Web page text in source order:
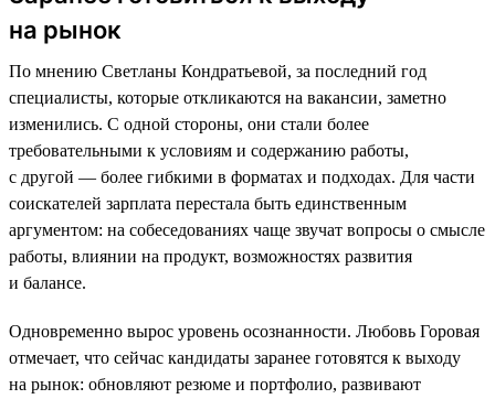
на рынок
По мнению Светланы Кондратьевой, за последний год
специалисты, которые откликаются на вакансии, заметно
изменились. С одной стороны, они стали более
требовательными к условиям и содержанию работы,
с другой — более гибкими в форматах и подходах. Для части
соискателей зарплата перестала быть единственным
аргументом: на собеседованиях чаще звучат вопросы о смысле
работы, влиянии на продукт, возможностях развития
и балансе.
Одновременно вырос уровень осознанности. Любовь Горовая
отмечает, что сейчас кандидаты заранее готовятся к выходу
на рынок: обновляют резюме и портфолио, развивают